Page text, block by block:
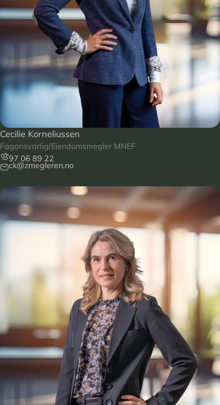
Cecilie Korneliussen
Fagansvarlig/Eiendomsmegler MNEF
97 06 89 22
ck@zmegleren.no